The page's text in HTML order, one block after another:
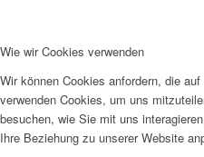
Wie wir Cookies verwenden
Wir können Cookies anfordern, die
verwenden Cookies, um uns
besuchen, wie Sie mit uns
Ihre Beziehung zu unserer Website